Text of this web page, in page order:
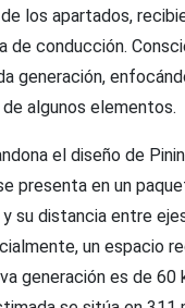
los apartados,
de conducción.
generación,
algunos elementos.
el diseño de
presenta en un
su distancia entre
un espacio
generación es de 60